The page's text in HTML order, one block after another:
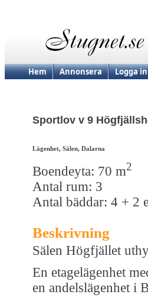
Hem Annonsera Logga in
Sportlov v 9
Lägenhet, Sälen, Dalarna
Boendeyta: 70 m2
Antal rum: 3
Antal bäddar: 4 + 2
Beskrivning
Sälen Högfjället
En etagelägenhet
en andelslägenhet i